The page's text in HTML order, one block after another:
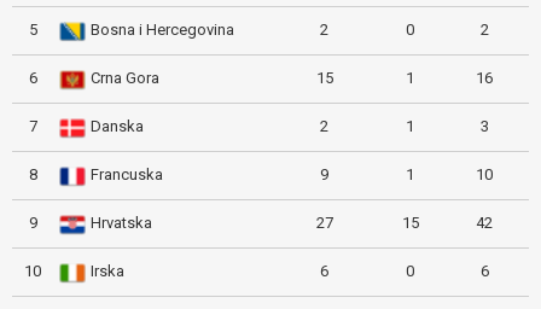
5 Bosna i Hercegovina 2 0 2
6 Crna Gora 15 1 16
7 Danska 2 1 3
8 Francuska 9 1 10
9 Hrvatska 27 15 42
10 Irska 6 0 6